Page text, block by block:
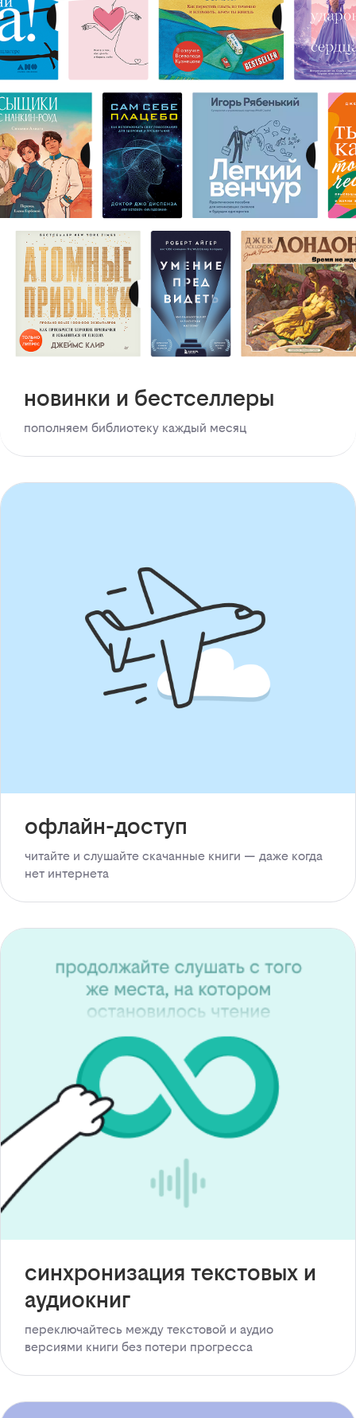
новинки и бестселлеры
пополняем библиотеку каждый месяц
офлайн-доступ
читайте и слушайте скачанные книги — даже когда
нет интернета
синхронизация текстовых и
аудиокниг
переключайтесь между текстовой и аудио
версиями книги без потери прогресса